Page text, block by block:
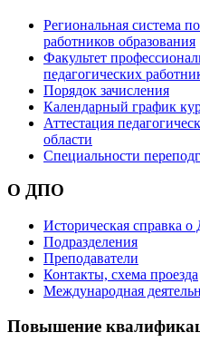
Региональная система
работников образования
Факультет
педагогических
Порядок зачисления
Календарный график
Аттестация
области
Специальности
О ДПО
Историческая справка
Подразделения
Преподаватели
Контакты, схема проезда
Международная
Повышение